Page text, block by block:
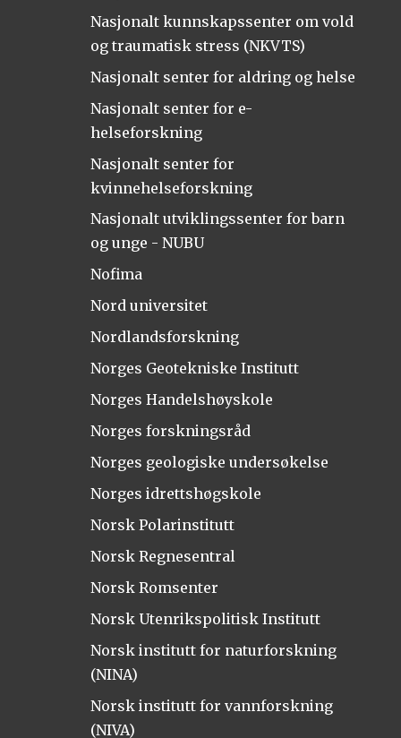
Nasjonalt kunnskapssenter om vold
og traumatisk stress (NKVTS)
Nasjonalt senter for aldring og helse
Nasjonalt senter for e-
helseforskning
Nasjonalt senter for
kvinnehelseforskning
Nasjonalt utviklingssenter for barn
og unge - NUBU
Nofima
Nord universitet
Nordlandsforskning
Norges Geotekniske Institutt
Norges Handelshøyskole
Norges forskningsråd
Norges geologiske undersøkelse
Norges idrettshøgskole
Norsk Polarinstitutt
Norsk Regnesentral
Norsk Romsenter
Norsk Utenrikspolitisk Institutt
Norsk institutt for naturforskning
(NINA)
Norsk institutt for vannforskning
(NIVA)